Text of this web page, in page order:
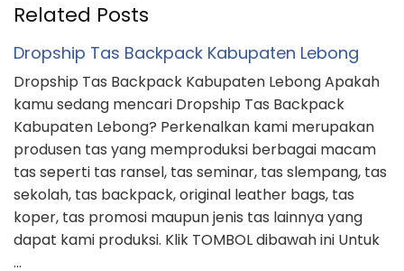
Related Posts
Dropship Tas Backpack Kabupaten Lebong
Dropship Tas Backpack Kabupaten Lebong Apakah
kamu sedang mencari Dropship Tas Backpack
Kabupaten Lebong? Perkenalkan kami merupakan
produsen tas yang memproduksi berbagai macam
tas seperti tas ransel, tas seminar, tas slempang, tas
sekolah, tas backpack, original leather bags, tas
koper, tas promosi maupun jenis tas lainnya yang
dapat kami produksi. Klik TOMBOL dibawah ini Untuk
…